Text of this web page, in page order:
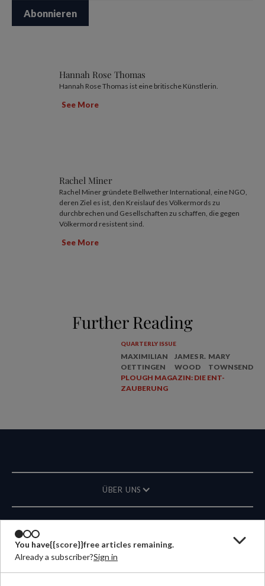
You have{{score}}free articles remaining.
Already a subscriber?Sign in
Hannah Rose Thomas
Hannah Rose Thomas ist eine britische Künstlerin.
See More
Rachel Miner
Rachel Miner gründete Bellwether International, eine NGO,
deren Ziel es ist, den Kreislauf des Völkermords zu
durchbrechen und Gesellschaften zu schaffen, die gegen
Völkermord resistent sind.
See More
Further Reading
QUARTERLY ISSUE
MAXIMILIAN
OETTINGEN
JAMES R.
WOOD
MARY
TOWNSEND
PLOUGH MAGAZIN: DIE ENT-
ZAUBERUNG
ÜBER UNS
KONTAKT